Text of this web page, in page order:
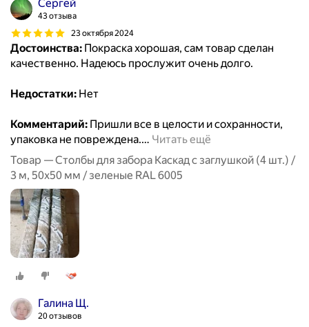
Сергей
43 отзыва
23 октября 2024
Достоинства: Покраска хорошая, сам товар сделан
качественно. Надеюсь прослужит очень долго.
Недостатки: Нет
Комментарий: Пришли все в целости и сохранности,
упаковка не повреждена.… Читать ещё
Товар — Столбы для забора Каскад с заглушкой (4 шт.) /
3 м, 50х50 мм / зеленые RAL 6005
Галина Щ.
20 отзывов